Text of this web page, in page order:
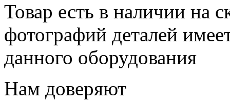
Товар есть в наличии на
фотографий деталей
данного оборудования
Нам доверяют